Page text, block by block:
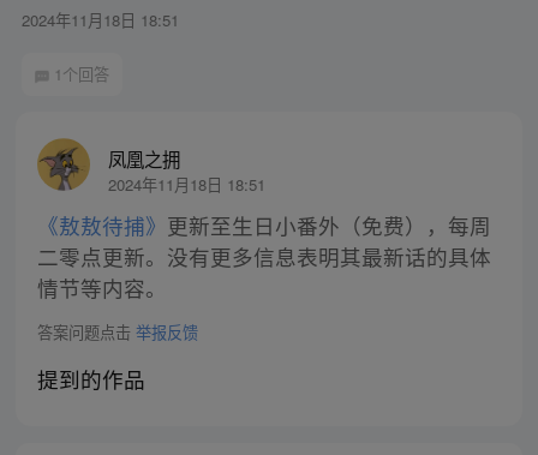
2024年11月18日 18:51
1个回答
凤凰之拥
2024年11月18日 18:51
《敖敖待捕》 更新至生日小番外（免费），每周
二零点更新。没有更多信息表明其最新话的具体
情节等内容。
答案问题点击 举报反馈
提到的作品